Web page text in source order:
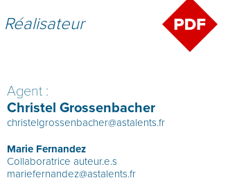
Réalisateur
Agent :
Christel Grossenbacher
christelgrossenbacher@astalents.fr
Marie Fernandez
Collaboratrice auteur.e.s
mariefernandez@astalents.fr